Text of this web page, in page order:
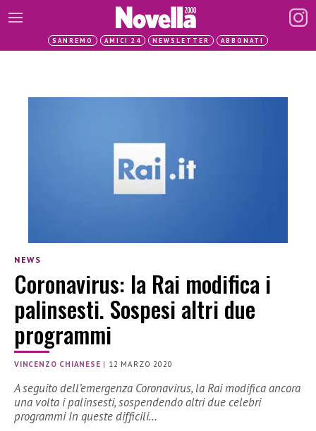
SANREMO AMICI 24 NEWSLETTER ABBONATI
NEWS
Coronavirus: la Rai modifica i
palinsesti. Sospesi altri due
programmi
VINCENZO CHIANESE | 12 MARZO 2020
A seguito dell’emergenza Coronavirus, la Rai modifica ancora
una volta i palinsesti, sospendendo altri due celebri
programmi In queste difficili…